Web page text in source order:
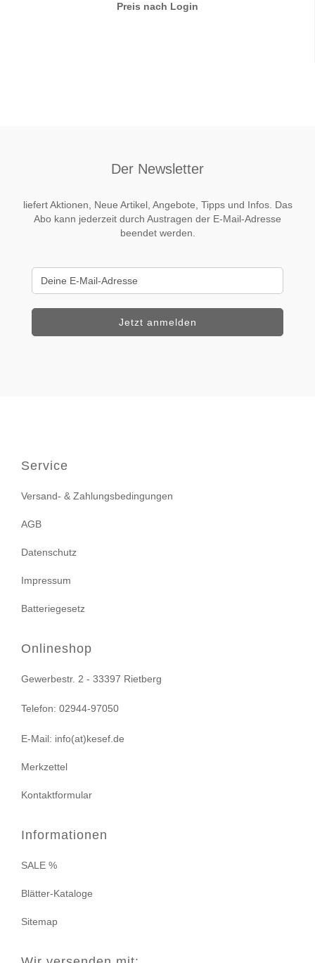
Preis nach Login
Der Newsletter
liefert Aktionen, Neue Artikel, Angebote, Tipps und Infos. Das
Abo kann jederzeit durch Austragen der E-Mail-Adresse
beendet werden.
Service
Versand- & Zahlungsbedingungen
AGB
Datenschutz
Impressum
Batteriegesetz
Onlineshop
Gewerbestr. 2 - 33397 Rietberg
Telefon: 02944-97050
E-Mail: info(at)kesef.de
Merkzettel
Kontaktformular
Informationen
SALE %
Blätter-Kataloge
Sitemap